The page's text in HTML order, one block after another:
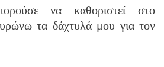
να καθοριστεί στο
τα δάχτυλά μου για τον